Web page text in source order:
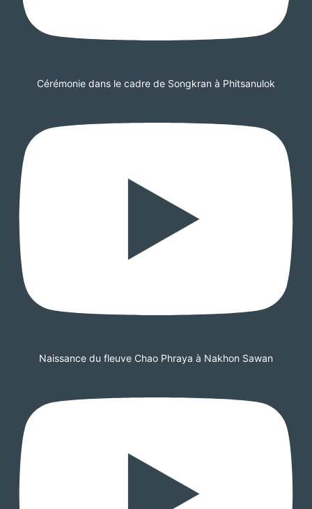
Cérémonie dans le cadre de Songkran à Phitsanulok
Naissance du fleuve Chao Phraya à Nakhon Sawan